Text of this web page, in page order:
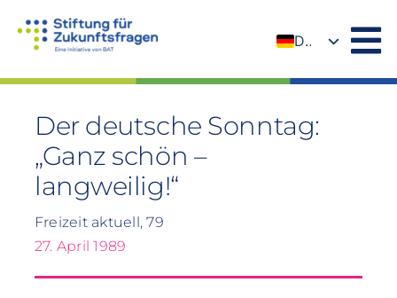
Inhalt
DE
Der deutsche Sonntag:
„Ganz schön –
langweilig!“
Freizeit aktuell, 79
27. April 1989